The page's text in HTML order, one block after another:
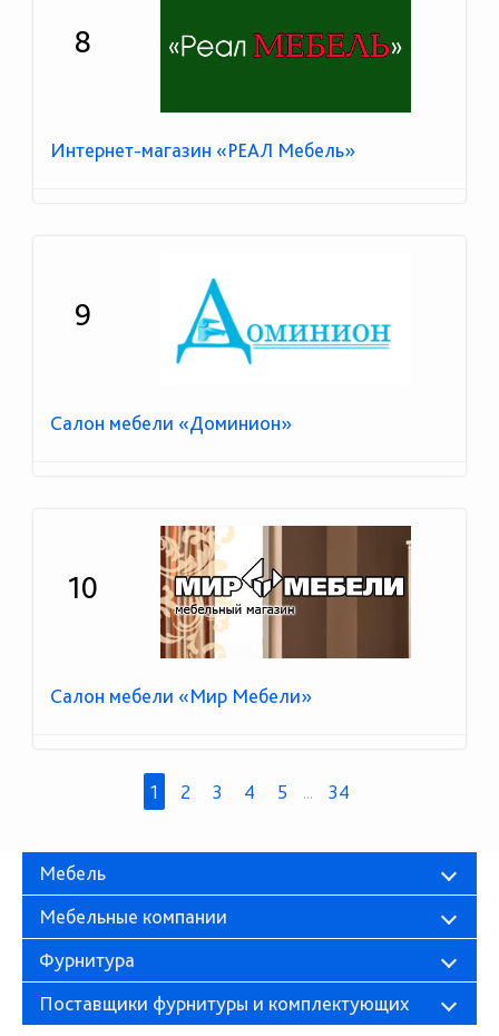
8
Интернет-магазин «РЕАЛ Мебель»
9
Салон мебели «Доминион»
10
Салон мебели «Мир Мебели»
1 2 3 4 5 ... 34
Мебель
Мебельные компании
Фурнитура
Поставщики фурнитуры и комплектующих